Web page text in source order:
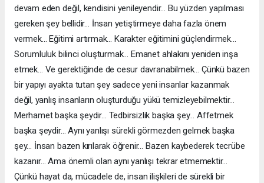
devam eden değil, kendisini yenileyendir… Bu yüzden yapılması
gereken şey bellidir… İnsan yetiştirmeye daha fazla önem
vermek… Eğitimi artırmak… Karakter eğitimini güçlendirmek…
Sorumluluk bilinci oluşturmak… Emanet ahlakını yeniden inşa
etmek… Ve gerektiğinde de cesur davranabilmek… Çünkü bazen
bir yapıyı ayakta tutan şey sadece yeni insanlar kazanmak
değil, yanlış insanların oluşturduğu yükü temizleyebilmektir…
Merhamet başka şeydir… Tedbirsizlik başka şey… Affetmek
başka şeydir… Aynı yanlışı sürekli görmezden gelmek başka
şey… İnsan bazen kırılarak öğrenir… Bazen kaybederek tecrübe
kazanır… Ama önemli olan aynı yanlışı tekrar etmemektir…
Çünkü hayat da, mücadele de, insan ilişkileri de sürekli bir